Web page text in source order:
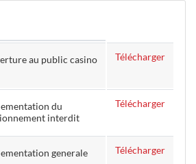
au public casino
Télécharger
du
interdit
Télécharger
generale
Télécharger